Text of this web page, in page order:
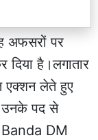
अफसरों पर
है।लगातार
एक्शन लेते हुए
उनके पद से
DM